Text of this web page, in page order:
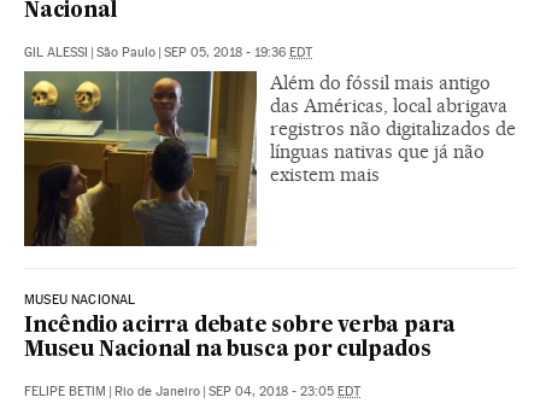
Nacional
GIL ALESSI São Paulo SEP 05, 2018 - 19:36 EDT
Além do fóssil mais antigo
das Américas, local abrigava
registros não digitalizados de
línguas nativas que já não
existem mais
MUSEU NACIONAL
Incêndio acirra debate sobre verba para
Museu Nacional na busca por culpados
FELIPE BETIM Rio de Janeiro SEP 04, 2018 - 23:05 EDT